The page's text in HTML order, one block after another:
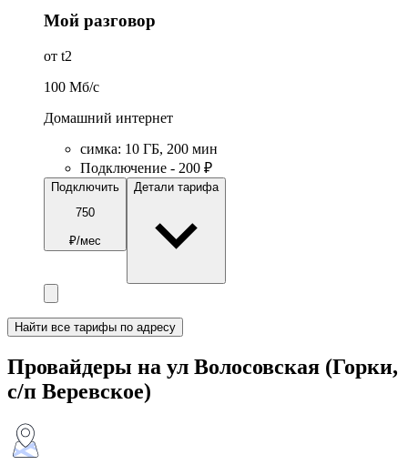
Мой разговор
от t2
100 Мб/c
Домашний интернет
симка: 10 ГБ, 200 мин
Подключение - 200 ₽
Подключить
750
₽/мес
Детали тарифа
Найти все тарифы по адресу
Провайдеры на ул Волосовская (Горки,
с/п Веревское)